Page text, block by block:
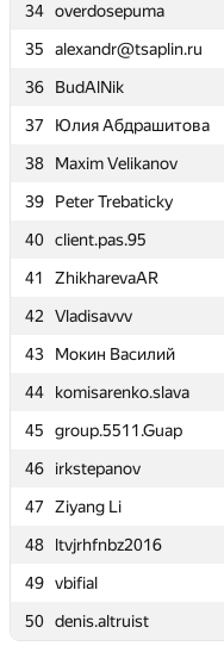
34 overdosepuma
35
alexandr@tsaplin.ru
36
BudAlNik
37
Юлия Абдрашитова
38
Maxim Velikanov
39
Peter Trebaticky
40 client.pas.95
41
ZhikharevaAR
42
Vladisavvv
43
Мокин Василий
44
komisarenko.slava
45
group.5511.Guap
46
irkstepanov
47
Ziyang Li
48
ltvjrhfnbz2016
49 vbifial
50 denis.altruist
34 overdosepuma
35
alexandr@tsaplin.ru
36
BudAlNik
37
Юлия Абдрашитова
38
Maxim Velikanov
39
Peter Trebaticky
40 client.pas.95
41
ZhikharevaAR
42
Vladisavvv
43
Мокин Василий
44
komisarenko.slava
45
group.5511.Guap
46
irkstepanov
47
Ziyang Li
48
ltvjrhfnbz2016
49 vbifial
50 denis.altruist